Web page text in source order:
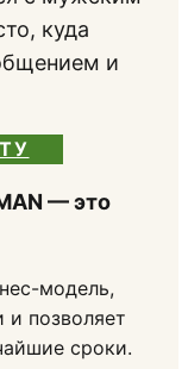
куда
и
— это
модель,
и позволяет
сроки.